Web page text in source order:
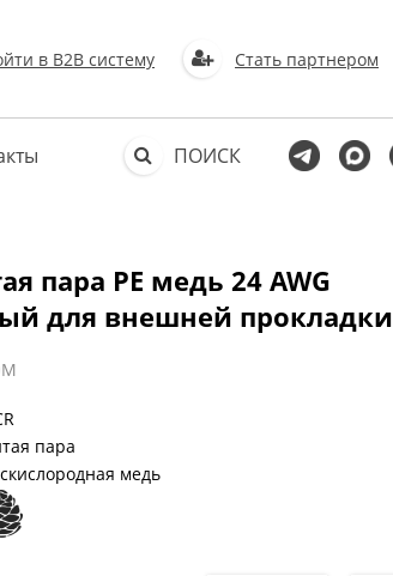
в В2В систему Стать партнером
ПОИСК
пара PE медь 24 AWG
для внешней прокладки
пара
медь